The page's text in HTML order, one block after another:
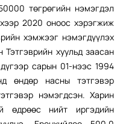
төгрөгийн нэмэгдэл
2020 оноос хэрэгжиж
хэмжээг нэмэгдүүлэх
хуульд заасан
сарын 01-нээс 1994
өндөр насны тэтгэвэр
нэмэгдсэн. Харин
өдрөөс нийт иргэдийн